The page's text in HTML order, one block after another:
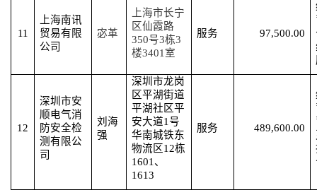
11
上海南讯
贸易有限
公司
宓革
上海市长宁
区仙霞路
350号3栋3
楼3401室
服务 97,500.00
12
深圳市安
顺电气消
防安全检
测有限公
司
刘海
强
深圳市龙岗
区平湖街道
平湖社区平
安大道1号
华南城铁东
物流区12栋
1601、
1613
服务 489,600.00